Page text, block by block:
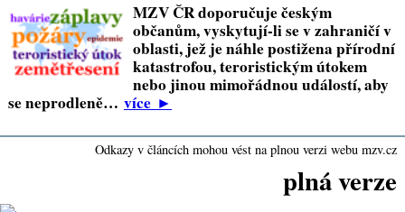
MZV ČR doporučuje českým
občanům, vyskytují-li se v zahraničí v
oblasti, jež je náhle postižena přírodní
katastrofou, teroristickým útokem
nebo jinou mimořádnou událostí, aby
se neprodleně… více►
Odkazy v článcích mohou vést na plnou verzi webu mzv.cz
plná verze